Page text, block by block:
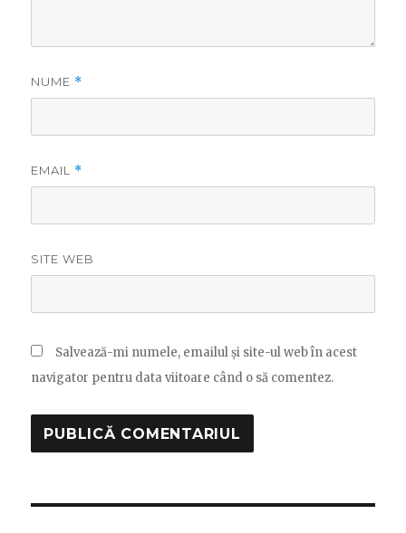
NUME *
EMAIL *
SITE WEB
Salvează-mi numele, emailul și site-ul web în acest
navigator pentru data viitoare când o să comentez.